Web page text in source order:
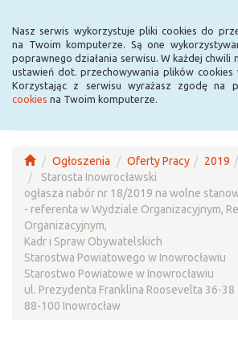
Nasz serwis wykorzystuje pliki cookies do
na Twoim komputerze. Są one
poprawnego działania serwisu. W każdej chwili
ustawień dot. przechowywania plików cookies
Korzystając z serwisu wyrażasz zgodę na
cookies na Twoim komputerze.
Ogłoszenia Oferty Pracy 2019
Starosta Inowrocławski
ogłasza nabór nr 18/2019 na wolne
- referenta w Wydziale Organizacyjnym,
Organizacyjnym,
Kadr i Spraw Obywatelskich
Starostwa Powiatowego w Inowrocławiu
Starostwo Powiatowe w Inowrocławiu
ul. Prezydenta Franklina Roosevelta 36-38
88-100 Inowrocław